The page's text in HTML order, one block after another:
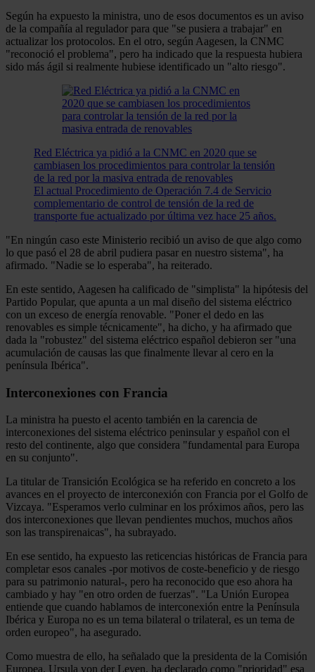
Según ha expuesto la ministra, uno de esos documentos es un aviso
de la compañía al regulador para que "se pusiera a trabajar" en
actualizar los protocolos. En el otro, según Aagesen, la CNMC
"reconoció el problema", pero ha indicado que la respuesta hubiera
sido más ágil si realmente hubiese identificado un "alto riesgo".
Red Eléctrica ya pidió a la CNMC en 2020 que se
cambiasen los procedimientos para controlar la tensión
de la red por la masiva entrada de renovables
El actual Procedimiento de Operación 7.4 de Servicio
complementario de control de tensión de la red de
transporte fue actualizado por última vez hace 25 años.
"En ningún caso este Ministerio recibió un aviso de que algo como
lo que pasó el 28 de abril pudiera pasar en nuestro sistema", ha
afirmado. "Nadie se lo esperaba", ha reiterado.
En este sentido, Aagesen ha calificado de "simplista" la hipótesis del
Partido Popular, que apunta a un mal diseño del sistema eléctrico
con un exceso de energía renovable. "Poner el dedo en las
renovables es simple técnicamente", ha dicho, y ha afirmado que
dada la "robustez" del sistema eléctrico español debieron ser "una
acumulación de causas las que finalmente llevar al cero en la
península Ibérica".
Interconexiones con Francia
La ministra ha puesto el acento también en la carencia de
interconexiones del sistema eléctrico peninsular y español con el
resto del continente, algo que considera "fundamental para Europa
en su conjunto".
La titular de Transición Ecológica se ha referido en concreto a los
avances en el proyecto de interconexión con Francia por el Golfo de
Vizcaya. "Esperamos verlo culminar en los próximos años, pero las
dos interconexiones que llevan pendientes muchos, muchos años
son las transpirenaicas", ha subrayado.
En ese sentido, ha expuesto las reticencias históricas de Francia para
completar esos canales -por motivos de coste-beneficio y de riesgo
para su patrimonio natural-, pero ha reconocido que eso ahora ha
cambiado y hay "en otro orden de fuerzas". "La Unión Europea
entiende que cuando hablamos de interconexión entre la Península
Ibérica y Europa no es un tema bilateral o trilateral, es un tema de
orden europeo", ha asegurado.
Como muestra de ello, ha señalado que la presidenta de la Comisión
Europea, Ursula von der Leyen, ha declarado como "prioridad" esa